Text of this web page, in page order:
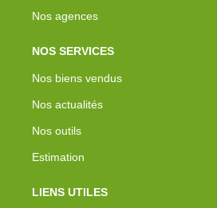
Nos agences
NOS SERVICES
Nos biens vendus
Nos actualités
Nos outils
Estimation
LIENS UTILES